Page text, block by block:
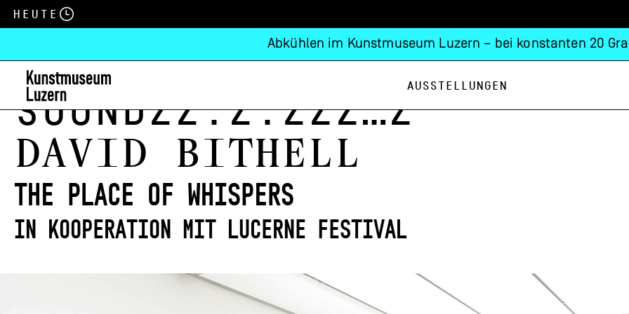
Heute
Abkühlen im Kunstmuseum Luzern – bei konstanten 20
Ausstellungen
Soundzz.z.zzz…z
DAVID BITHELl
THE PLACE OF WHISPERS
IN KOOPERATION MIT LUCERNE FESTIVAL